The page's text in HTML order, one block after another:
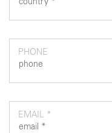
PHONE
EMAIL *